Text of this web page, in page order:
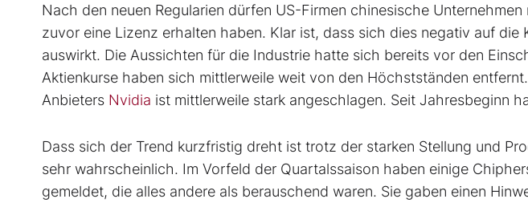
Nach den neuen Regularien dürfen US-Firmen chinesische
zuvor eine Lizenz erhalten haben. Klar ist, dass sich dies negativ auf die
auswirkt. Die Aussichten für die Industrie hatte sich bereits vor den
Aktienkurse haben sich mittlerweile weit von den Höchstständen
Anbieters Nvidia ist mittlerweile stark angeschlagen. Seit Jahresbeginn
Dass sich der Trend kurzfristig dreht ist trotz der starken Stellung und
sehr wahrscheinlich. Im Vorfeld der Quartalssaison haben einige
gemeldet, die alles andere als berauschend waren. Sie gaben einen